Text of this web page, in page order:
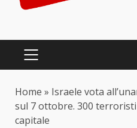
PRIMARY
Home » Israele vota
sul 7 ottobre. 300
capitale